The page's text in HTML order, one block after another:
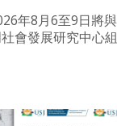
年8月6至9日將
會發展研究中心